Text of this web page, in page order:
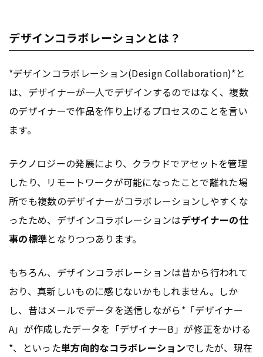
デザインコラボレーションとは？
*デザインコラボレーション(Design Collaboration)*と
は、デザイナーが一人でデザインするのではなく、複数
のデザイナーで作品を作り上げるプロセスのことを言い
ます。
テクノロジーの発展により、クラウドでアセットを管理
したり、リモートワークが可能になったことで離れた場
所でも複数のデザイナーがコラボレーションしやすくな
ったため、デザインコラボレーションはデザイナーの仕
事の標準となりつつあります。
もちろん、デザインコラボレーションは昔から行われて
おり、真新しいものに感じないかもしれません。しか
し、昔はメールでデータを送信しながら*「デザイナー
A」が作成したデータを「デザイナーB」が修正をかける
*、といった単方向的なコラボレーションでしたが、現在